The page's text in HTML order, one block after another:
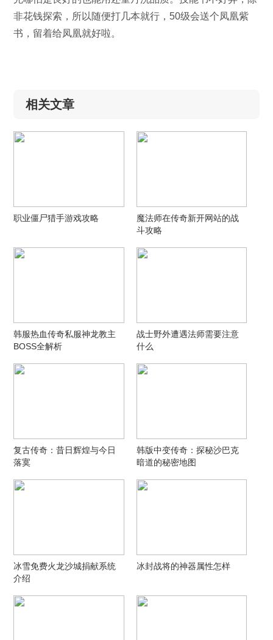
非花钱探索，所以随便打几本就行，50级会送个凤凰紫
书，留着给凤凰就好啦。
相关文章
职业僵尸猎手游戏攻略
魔法师在传奇新开网站的战
斗攻略
韩服热血传奇私服神龙教主
BOSS全解析
战士野外遭遇法师需要注意
什么
复古传奇：昔日辉煌与今日
落寞
韩版中变传奇：探秘沙巴克
暗道的秘密地图
冰雪免费火龙沙城捐献系统
介绍
冰封战将的神器属性怎样